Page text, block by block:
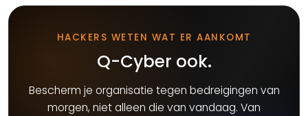
HACKERS WETEN WAT ER AANKOMT
Q-Cyber ook.
Bescherm je organisatie tegen bedreigingen van
morgen, niet alleen die van vandaag. Van